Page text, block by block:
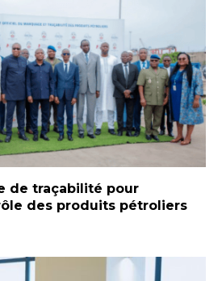
de traçabilité pour
des produits pétroliers